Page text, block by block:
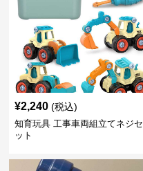
¥2,240 (税込)
知育玩具 工事車両組立てネジセ
ット